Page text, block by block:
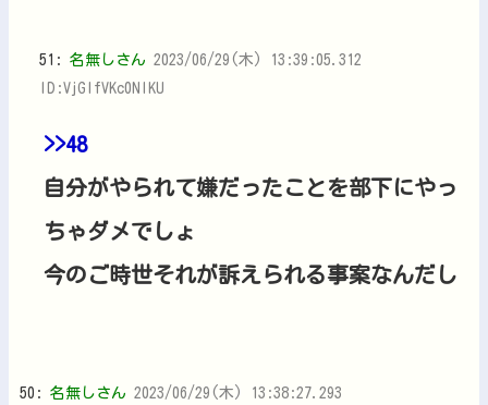
51: 名無しさん 2023/06/29(木) 13:39:05.312
ID:VjGIfVKc0NIKU
>>48
自分がやられて嫌だったことを部下にやっ
ちゃダメでしょ
今のご時世それが訴えられる事案なんだし
50: 名無しさん 2023/06/29(木) 13:38:27.293